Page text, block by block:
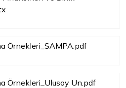
Örnekleri_SAMPA.pdf
Örnekleri_Ulusoy Un.pdf